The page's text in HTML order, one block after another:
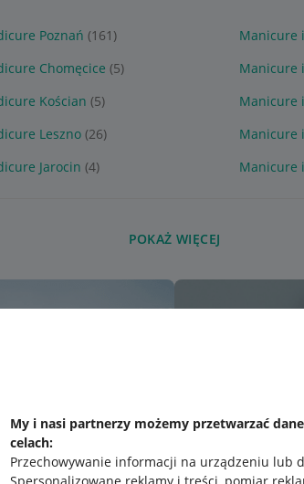
My i nasi partnerzy możemy przetwarzać
celach:
Przechowywanie informacji na urządzeniu lub
Poznań (161) Manicure
Chomęcice (5) Manicure
Kościan (5) Manicure
Leszno (26) Manicure
Jarocin (4) Manicure
POKAŻ WIĘCEJ